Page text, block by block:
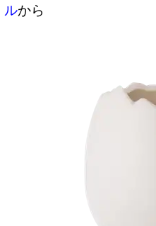
ルから